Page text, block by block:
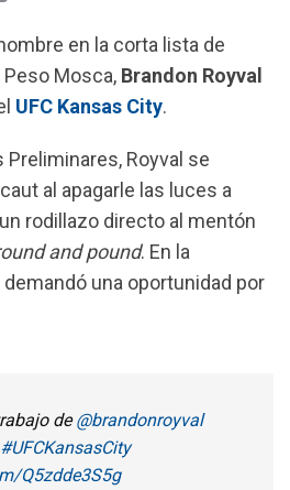
a
i
l
en la corta lista de
Mosca, Brandon Royval
UFC Kansas City.
Preliminares, Royval se
al apagarle las luces a
rodillazo directo al mentón
and pound. En la
una oportunidad por
de@brandonroyval
#UFCKansasCity
Q5zdde3S5g